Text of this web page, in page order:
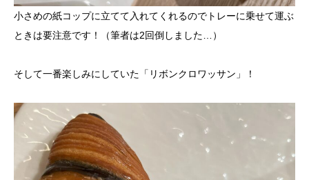
小さめの紙コップに立てて入れてくれるのでトレーに乗せて運ぶ
ときは要注意です！（筆者は2回倒しました…）
そして一番楽しみにしていた「リボンクロワッサン」！